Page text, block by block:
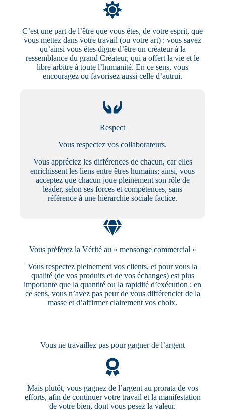
C’est une part de l’être que vous êtes, de votre esprit, que
vous mettez dans votre travail (ou votre art) : vous savez
qu’ainsi vous êtes digne d’être un créateur à la
ressemblance du grand Créateur, qui a offert la vie et le
libre arbitre à toute l’humanité. En ce sens, vous
encouragez ou favorisez aussi celle d’autrui.
Respect
Vous respectez vos collaborateurs.
Vous appréciez les différences de chacun, car elles
enrichissent les liens entre êtres humains; ainsi, vous
acceptez que chacun joue pleinement son rôle de
leader, selon ses forces et compétences, sans
référence à une hiérarchie sociale factice.
Vous préférez la Vérité au « mensonge commercial »
Vous respectez pleinement vos clients, et pour vous la
qualité (de vos produits et de vos échanges) est plus
importante que la quantité ou la rapidité d’exécution ; en
ce sens, vous n’avez pas peur de vous différencier de la
masse et d’affirmer clairement vos choix.
Vous ne travaillez pas pour gagner de l’argent
Mais plutôt, vous gagnez de l’argent au prorata de vos
efforts, afin de continuer votre travail et la manifestation
de votre bien, dont vous pesez la valeur.